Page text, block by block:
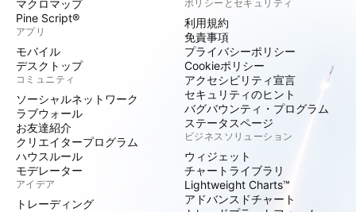
マクロマップ
Pine Script®
アプリ
モバイル
デスクトップ
コミュニティ
ソーシャルネットワーク
ラブウォール
お友達紹介
クリエイタープログラム
ハウスルール
モデレーター
アイデア
トレーディング
ポリシーとセキュリティ
利用規約
免責事項
プライバシーポリシー
Cookieポリシー
アクセシビリティ宣言
セキュリティのヒント
バグバウンティ・プログラム
ステータスページ
ビジネスソリューション
ウィジェット
チャートライブラリ
Lightweight Charts™
アドバンスドチャート